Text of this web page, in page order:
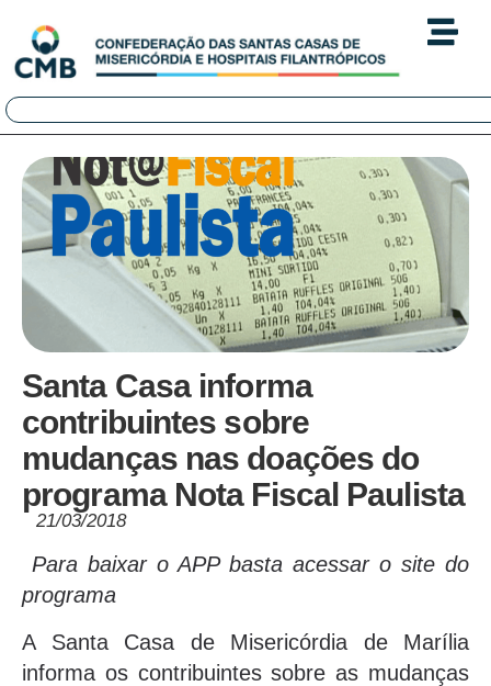
Santa Casa informa
contribuintes sobre
mudanças nas doações do
programa Nota Fiscal Paulista
21/03/2018
Para baixar o APP basta acessar o site do
programa
A Santa Casa de Misericórdia de Marília
informa os contribuintes sobre as mudanças